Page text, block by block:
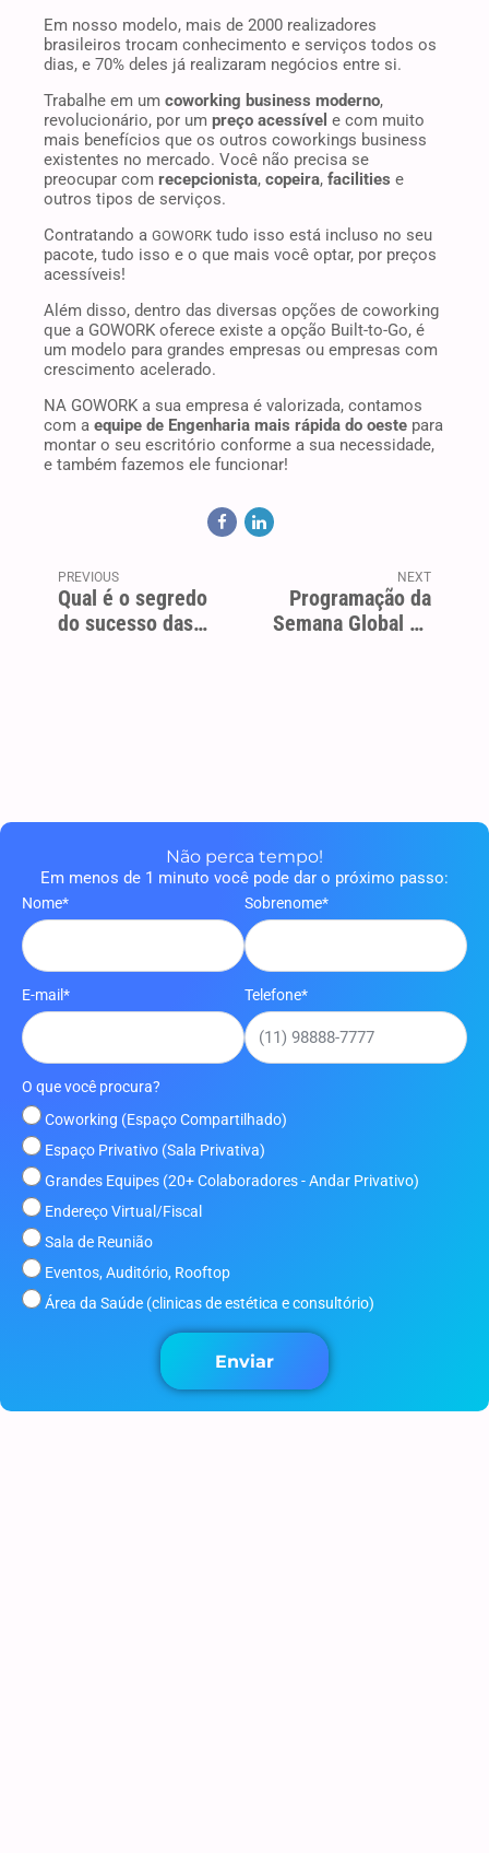
Em nosso modelo, mais de 2000 realizadores
brasileiros trocam conhecimento e serviços todos os
dias, e 70% deles já realizaram negócios entre si.
Trabalhe em um coworking business moderno,
revolucionário, por um preço acessível e com muito
mais benefícios que os outros coworkings business
existentes no mercado. Você não precisa se
preocupar com recepcionista, copeira, facilities e
outros tipos de serviços.
Contratando a GOWORK tudo isso está incluso no seu
pacote, tudo isso e o que mais você optar, por preços
acessíveis!
Além disso, dentro das diversas opções de coworking
que a GOWORK oferece existe a opção Built-to-Go, é
um modelo para grandes empresas ou empresas com
crescimento acelerado.
NA GOWORK a sua empresa é valorizada, contamos
com a equipe de Engenharia mais rápida do oeste para
montar o seu escritório conforme a sua necessidade,
e também fazemos ele funcionar!
PREVIOUS
Qual é o segredo
do sucesso das
NEXT
Programação da
Semana Global de
Não perca tempo!
Em menos de 1 minuto você pode dar o próximo passo:
Nome* Sobrenome*
E-mail* Telefone*
O que você procura?
Coworking (Espaço Compartilhado)
Espaço Privativo (Sala Privativa)
Grandes Equipes (20+ Colaboradores - Andar Privativo)
Endereço Virtual/Fiscal
Sala de Reunião
Eventos, Auditório, Rooftop
Área da Saúde (clinicas de estética e consultório)
Enviar